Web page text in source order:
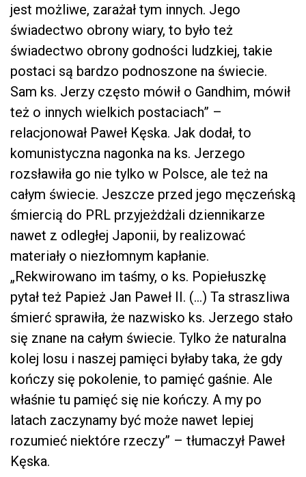
jest możliwe, zarażał tym innych. Jego
świadectwo obrony wiary, to było też
świadectwo obrony godności ludzkiej, takie
postaci są bardzo podnoszone na świecie.
Sam ks. Jerzy często mówił o Gandhim, mówił
też o innych wielkich postaciach” –
relacjonował Paweł Kęska. Jak dodał, to
komunistyczna nagonka na ks. Jerzego
rozsławiła go nie tylko w Polsce, ale też na
całym świecie. Jeszcze przed jego męczeńską
śmiercią do PRL przyjeżdżali dziennikarze
nawet z odległej Japonii, by realizować
materiały o niezłomnym kapłanie.
„Rekwirowano im taśmy, o ks. Popiełuszkę
pytał też Papież Jan Paweł II. (…) Ta straszliwa
śmierć sprawiła, że nazwisko ks. Jerzego stało
się znane na całym świecie. Tylko że naturalna
kolej losu i naszej pamięci byłaby taka, że gdy
kończy się pokolenie, to pamięć gaśnie. Ale
właśnie tu pamięć się nie kończy. A my po
latach zaczynamy być może nawet lepiej
rozumieć niektóre rzeczy” – tłumaczył Paweł
Kęska.